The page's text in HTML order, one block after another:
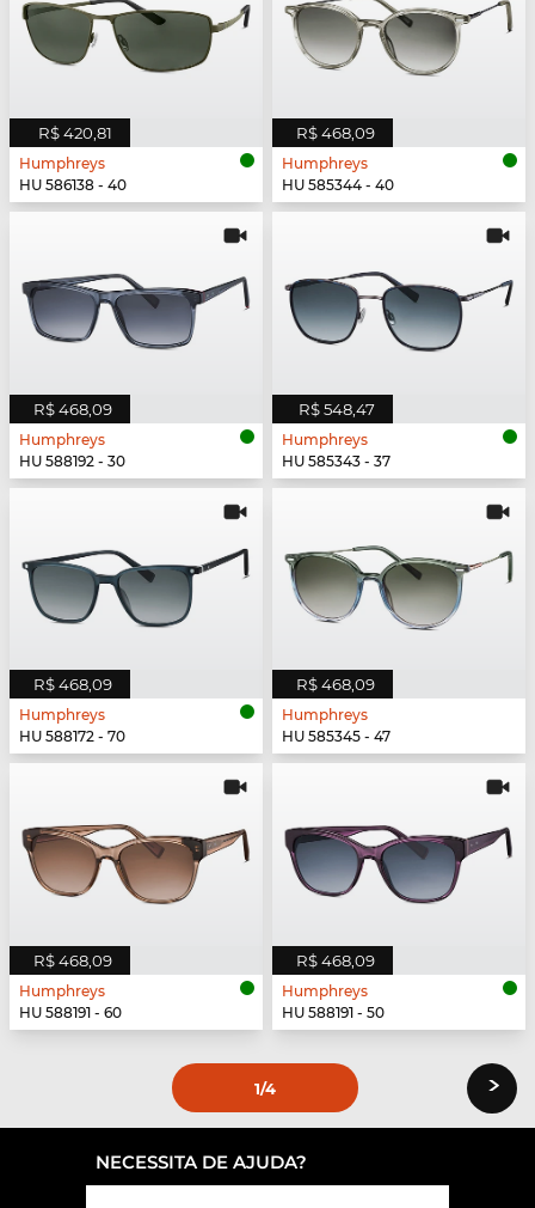
R$ 420,81
Humphreys
HU 586138 - 40
R$ 468,09
Humphreys
HU 585344 - 40
R$ 468,09
Humphreys
HU 588192 - 30
R$ 548,47
Humphreys
HU 585343 - 37
R$ 468,09
Humphreys
HU 588172 - 70
R$ 468,09
Humphreys
HU 585345 - 47
R$ 468,09
Humphreys
HU 588191 - 60
R$ 468,09
Humphreys
HU 588191 - 50
1/4 ›
NECESSITA DE AJUDA?